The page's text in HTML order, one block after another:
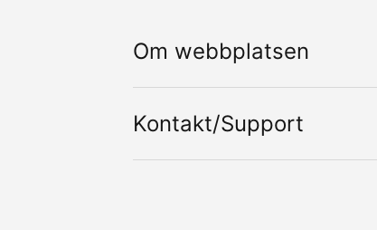
Om webbplatsen
Kontakt/Support